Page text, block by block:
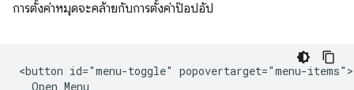
การตั้งค่าหมุดจะคล้ายกับการตั้งค่าป๊อปอัป
<button id="menu-toggle" popovertarget="menu-items">
  Open Menu